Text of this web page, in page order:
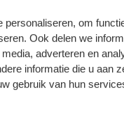
om
Ook delen we
adverteren en
informatie die u aan
gebruik van hun